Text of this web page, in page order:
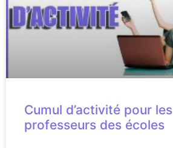
Cumul d’activité pour les
professeurs des écoles